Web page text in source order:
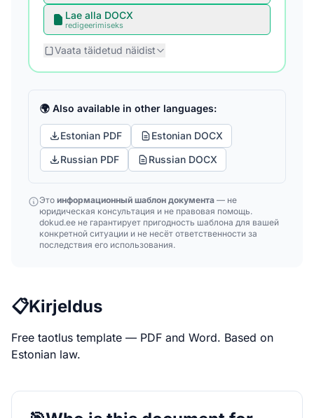
Lae alla DOCX
redigeerimiseks
Vaata täidetud näidist
🌍 Also available in other languages:
Estonian PDF
Estonian DOCX
Russian PDF
Russian DOCX
Это информационный шаблон документа — не
юридическая консультация и не правовая помощь.
dokud.ee не гарантирует пригодность шаблона для вашей
конкретной ситуации и не несёт ответственности за
последствия его использования.
📋Kirjeldus
Free taotlus template — PDF and Word. Based on
Estonian law.